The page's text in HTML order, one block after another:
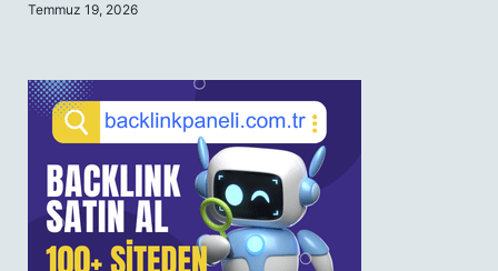
Temmuz 19, 2026